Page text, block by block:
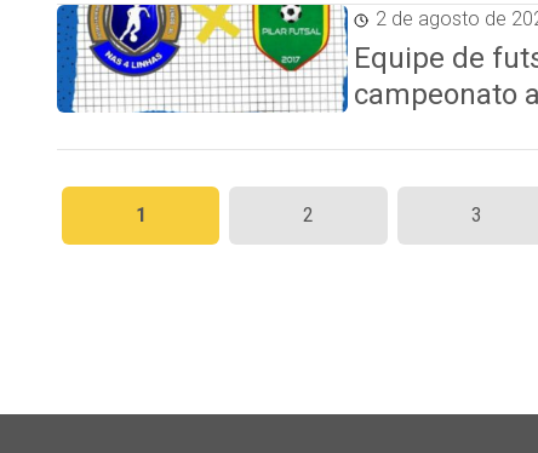
2 de agosto de
Equipe de
campeonato
Paginação
de
1 2 3